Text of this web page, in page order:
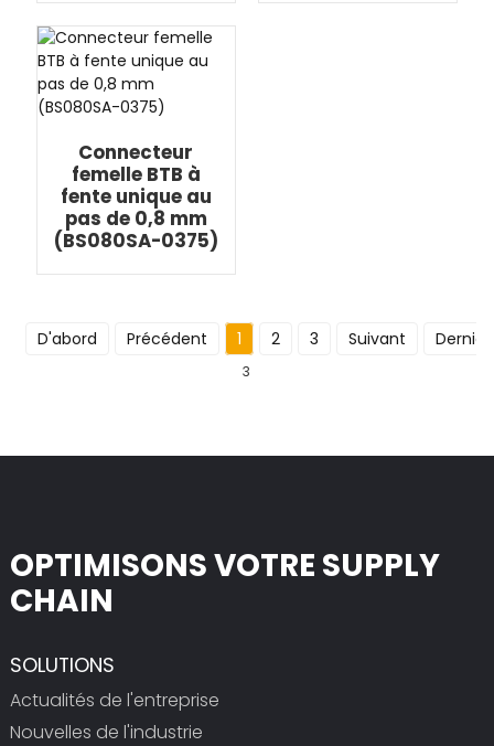
Connecteur
femelle BTB à
fente unique au
pas de 0,8 mm
(BS080SA-0375)
D'abord Précédent 1 2 3 Suivant Dernier
3
OPTIMISONS VOTRE SUPPLY
CHAIN
SOLUTIONS
Actualités de l'entreprise
Nouvelles de l'industrie